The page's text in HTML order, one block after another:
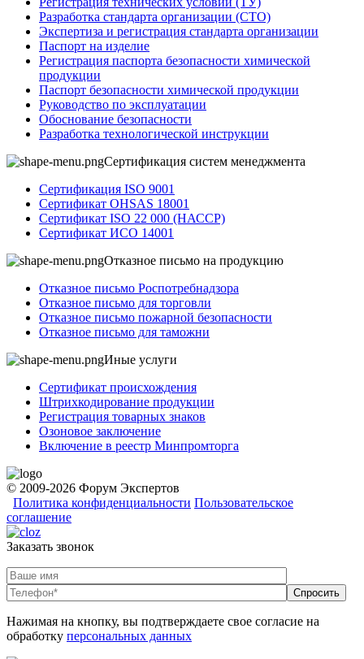
Разработка стандарта организации (СТО)
Экспертиза и регистрация стандарта организации
Паспорт на изделие
Регистрация паспорта безопасности химической
продукции
Паспорт безопасности химической продукции
Руководство по эксплуатации
Обоснование безопасности
Разработка технологической инструкции
Сертификация систем менеджмента
Сертификация ISO 9001
Сертификат OHSAS 18001
Сертификат ISO 22 000 (НАССР)
Сертификат ИСО 14001
Отказное письмо на продукцию
Отказное письмо Роспотребнадзора
Отказное письмо для торговли
Отказное письмо пожарной безопасности
Отказное письмо для таможни
Иные услуги
Сертификат происхождения
Штрихкодирование продукции
Регистрация товарных знаков
Озоновое заключение
Включение в реестр Минпромторга
© 2009-2026 Форум Экспертов
Политика конфиденциальности Пользовательское
соглашение
Заказать звонок
Нажимая на кнопку, вы подтверждаете свое согласие на
обработку персональных данных